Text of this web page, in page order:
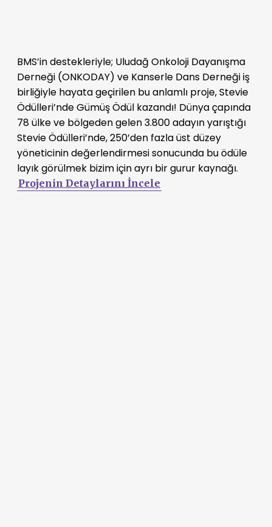
BMS’in destekleriyle; Uludağ Onkoloji Dayanışma
Derneği (ONKODAY) ve Kanserle Dans Derneği iş
birliğiyle hayata geçirilen bu anlamlı proje, Stevie
Ödülleri’nde Gümüş Ödül kazandı! Dünya çapında
78 ülke ve bölgeden gelen 3.800 adayın yarıştığı
Stevie Ödülleri’nde, 250’den fazla üst düzey
yöneticinin değerlendirmesi sonucunda bu ödüle
layık görülmek bizim için ayrı bir gurur kaynağı.
Projenin Detaylarını İncele